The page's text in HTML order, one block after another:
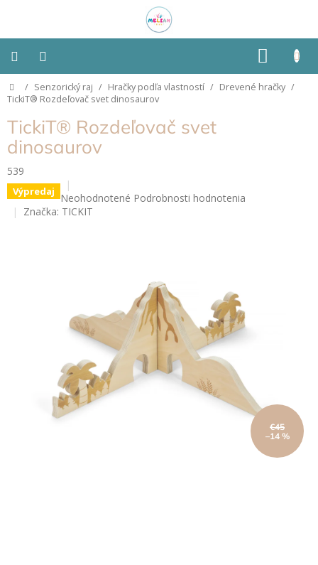
KOŠÍK
Montessori
Detská
izba
Senzorické
pomôcky
príležitosti
Domov
/ Senzorický raj / Hračky podľa vlastností / Drevené hračky /
TickiT® Rozdeľovač svet dinosaurov
TickiT® Rozdeľovač svet
dinosaurov
539
Výpredaj Priemerné
hodnotenie
Neohodnotené Podrobnosti hodnotenia
Značka: TICKIT
€45
–14 %